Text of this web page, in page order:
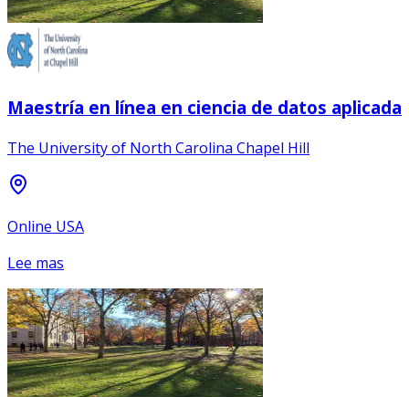
Maestría en línea en ciencia de datos aplicada
The University of North Carolina Chapel Hill
Online USA
Lee mas